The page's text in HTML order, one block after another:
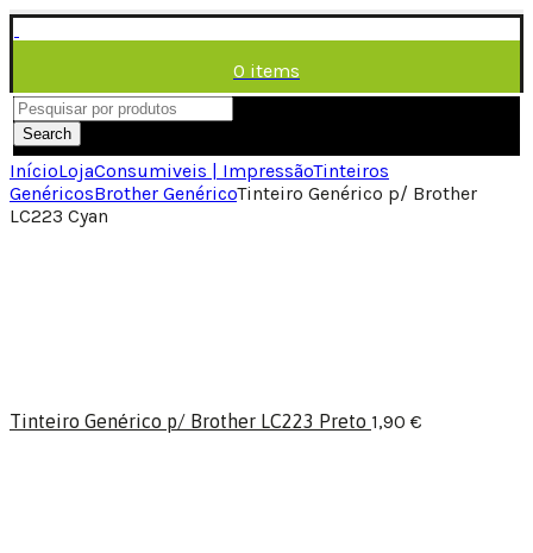
0 items
/ 0,00€
Menu
Search
InícioLojaConsumiveis | ImpressãoTinteiros
GenéricosBrother GenéricoTinteiro Genérico p/ Brother
LC223 Cyan
Tinteiro Genérico p/ Brother LC223 Preto 1,90 €